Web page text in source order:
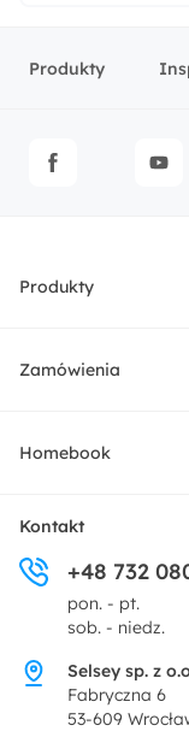
Produkty
Produkty
Meble
Dekoracje i
Promocje
Zamówienia
Dostawa
Zwroty
Pytania i
Homebook
O nas
Centrum prasowe
Regulamin
Kontakt
+48 732
pon. - pt.
sob. - niedz.
Selsey sp. z
Fabryczna 6
53-609